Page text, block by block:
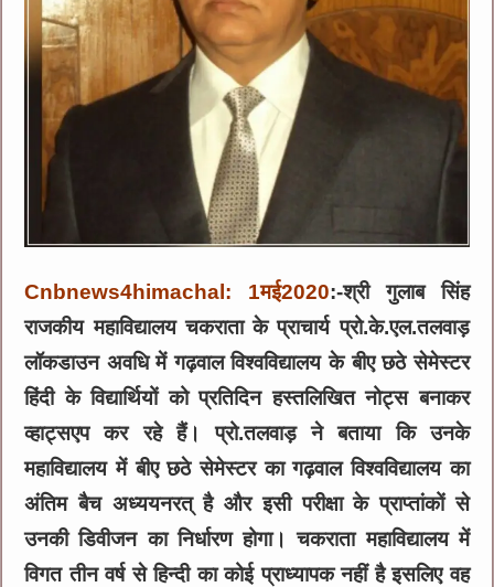
Cnbnews4himachal: 1मई2020:-श्री गुलाब सिंह
राजकीय महाविद्यालय चकराता के प्राचार्य प्रो.के.एल.तलवाड़
लॉकडाउन अवधि में गढ़वाल विश्वविद्यालय के बीए छठे सेमेस्टर
हिंदी के विद्यार्थियों को प्रतिदिन हस्तलिखित नोट्स बनाकर
व्हाट्सएप कर रहे हैं। प्रो.तलवाड़ ने बताया कि उनके
महाविद्यालय में बीए छठे सेमेस्टर का गढ़वाल विश्वविद्यालय का
अंतिम बैच अध्ययनरत् है और इसी परीक्षा के प्राप्तांकों से
उनकी डिवीजन का निर्धारण होगा। चकराता महाविद्यालय में
विगत तीन वर्ष से हिन्दी का कोई प्राध्यापक नहीं है इसलिए वह